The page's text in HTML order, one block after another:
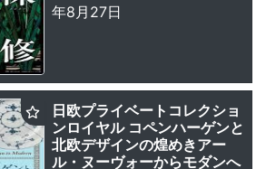
年8月27日
日欧プライベートコレクショ
ンロイヤル コペンハーゲンと
北欧デザインの煌めきアー
ル・ヌーヴォーからモダンへ